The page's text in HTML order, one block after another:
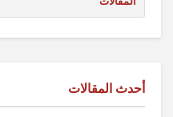
أحدث المقالات